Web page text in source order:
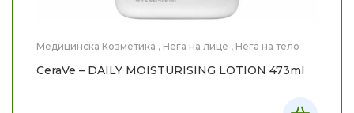
Медицинска Козметика , Нега на лице , Нега на тело
CeraVe – DAILY MOISTURISING LOTION 473ml